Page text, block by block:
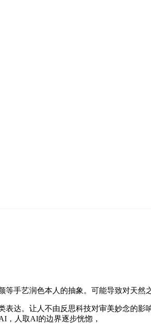
艺润色本人的抽象。可能导致对天然
。让人不由反思科技对审美妙念的影
，人取AI的边界逐步恍惚，